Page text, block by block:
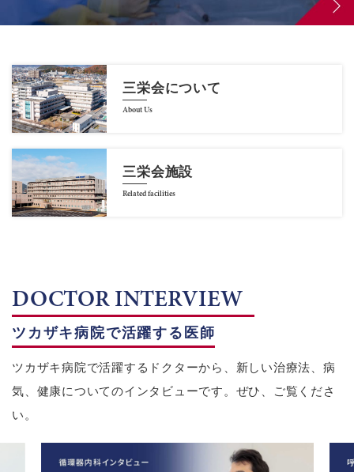
三栄会について
About Us
三栄会施設
Related facilities
DOCTOR INTERVIEW
ツカザキ病院で活躍する医師
ツカザキ病院で活躍するドクターから、新しい治療法、病
気、健康についてのインタビューです。ぜひ、ご覧くださ
い。